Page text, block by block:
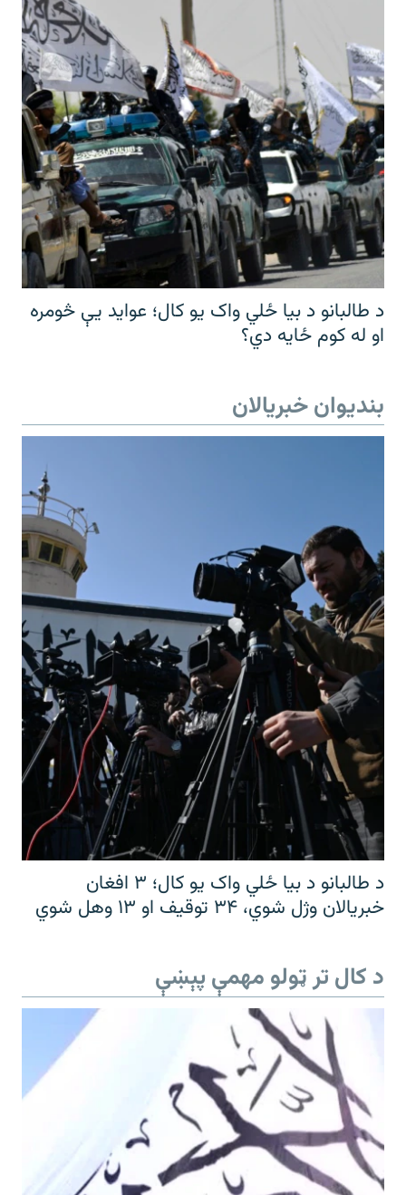
د طالبانو د بیا ځلي واک یو کال؛ عواید یې څومره
او له کوم ځایه دي؟
بندیوان خبریالان
د طالبانو د بیا ځلي واک یو کال؛ ۳ افغان
خبریالان وژل شوي، ۳۴ توقیف او ۱۳ وهل شوي
د کال تر ټولو مهمې پېښې